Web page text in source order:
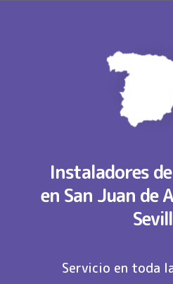
Instaladores
en San Juan de
Servicio en toda